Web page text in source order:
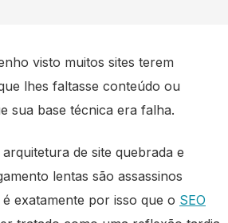
visto muitos sites terem
lhes faltasse conteúdo ou
sua base técnica era falha.
de site quebrada e
lentas são assassinos
é exatamente por isso que o SEO